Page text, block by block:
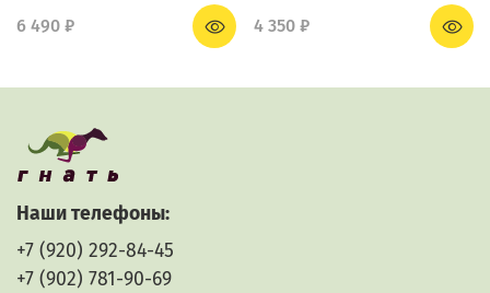
6 490 ₽
4 350 ₽
Наши телефоны:
+7 (920) 292-84-45
+7 (902) 781-90-69